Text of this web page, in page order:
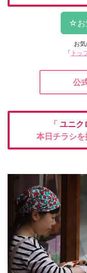
お
「 トッ
公
「 ユニク
本日チラシを